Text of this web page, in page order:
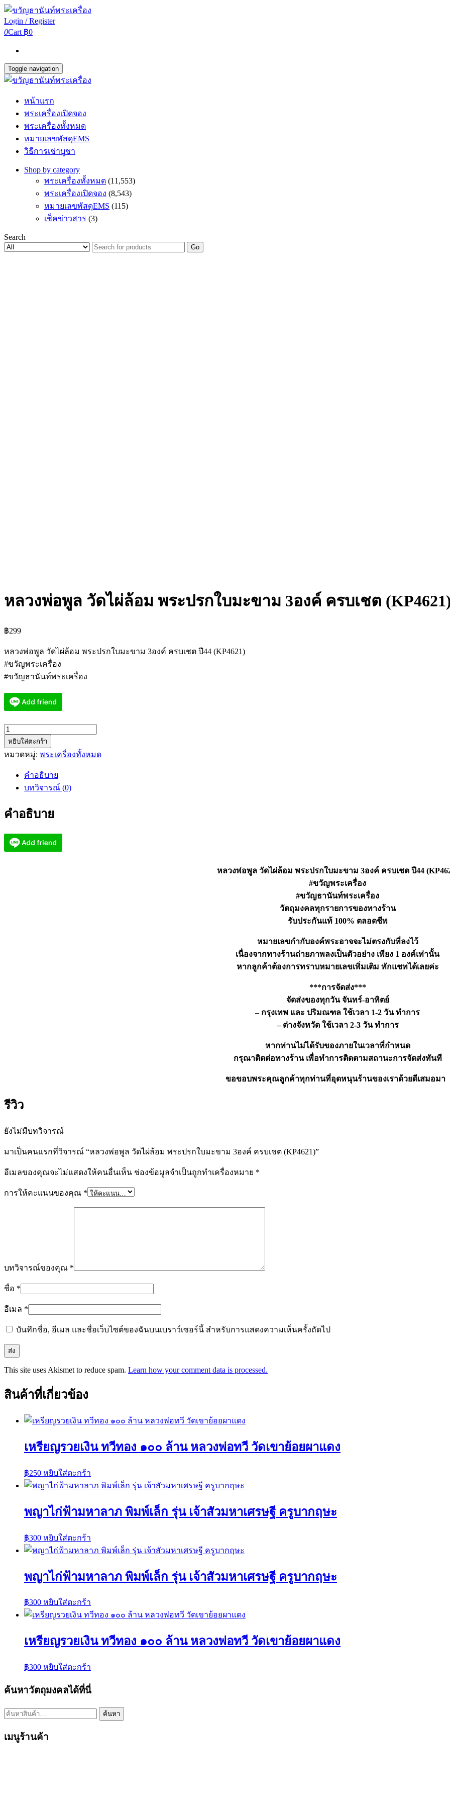
Login / Register
0Cart ฿0
Toggle navigation
หน้าแรก
พระเครื่องเปิดจอง
พระเครื่องทั้งหมด
หมายเลขพัสดุEMS
วิธีการเช่าบูชา
Shop by category
พระเครื่องทั้งหมด (11,553)
พระเครื่องเปิดจอง (8,543)
หมายเลขพัสดุEMS (115)
เช็คข่าวสาร (3)
Search
Go
หลวงพ่อพูล วัดไผ่ล้อม พระปรกใบมะขาม 3องค์ ครบเชต
฿299
หลวงพ่อพูล วัดไผ่ล้อม พระปรกใบมะขาม 3องค์ ครบเชต ปี44 (KP4621)
#ขวัญพระเครื่อง
#ขวัญธานันท์พระเครื่อง
จำนวน
หลวง
พ่อ
พระ
ใบ
หยิบใส่ตะกร้า
หมวดหมู่: พระเครื่องทั้งหมด
คำอธิบาย
บทวิจารณ์ (0)
คำอธิบาย
หลวงพ่อพูล วัดไผ่ล้อม พระปรกใบมะขาม 3องค์ ครบเชต ปี44
#ขวัญพระเครื่อง
#ขวัญธานันท์พระเครื่อง
วัตถุมงคลทุกรายการของทางร้าน
รับประกันแท้ 100% ตลอดชีพ
หมายเลขกำกับองค์พระอาจจะไม่ตรงกับที่ลงไว้
เนื่องจากทางร้านถ่ายภาพลงเป็นตัวอย่าง เพียง 1 องค์เท่านั้น
หากลูกค้าต้องการทราบหมายเลขเพิ่มเติม ทักแชทได้เลยค่ะ
***การจัดส่ง***
จัดส่งของทุกวัน จันทร์-อาทิตย์
– กรุงเทพ และ ปริมณฑล ใช้เวลา 1-2 วัน ทำการ
– ต่างจังหวัด ใช้เวลา 2-3 วัน ทำการ
หากท่านไม่ได้รับของภายในเวลาที่กำหนด
กรุณาติดต่อทางร้าน เพื่อทำการติดตามสถานะการจัดส่งทันที
ขอขอบพระคุณลูกค้าทุกท่านที่อุดหนุนร้านของเราด้วยดีเสมอมา
รีวิว
ยังไม่มีบทวิจารณ์
มาเป็นคนแรกที่วิจารณ์ “หลวงพ่อพูล วัดไผ่ล้อม พระปรกใบมะขาม 3องค์ ครบเชต (KP4621)”
อีเมลของคุณจะไม่แสดงให้คนอื่นเห็น ช่องข้อมูลจำเป็นถูกทำเครื่องหมาย *
การให้คะแนนของคุณ *
บทวิจารณ์ของคุณ *
ชื่อ *
อีเมล *
บันทึกชื่อ, อีเมล และชื่อเว็บไซต์ของฉันบนเบราว์เซอร์นี้ สำหรับการแสดงความเห็นครั้งถัดไป
This site uses Akismet to reduce spam. Learn how your comment data is processed.
สินค้าที่เกี่ยวข้อง
เหรียญรวยเงิน ทวีทอง ๑๐๐ ล้าน หลวงพ่อทวี วัดเขาย้อยผาแดง
฿250 หยิบใส่ตะกร้า
พญาไก่ฟ้ามหาลาภ พิมพ์เล็ก รุ่น เจ้าสัวมหาเศรษฐี ครูบากฤษะ
฿300 หยิบใส่ตะกร้า
พญาไก่ฟ้ามหาลาภ พิมพ์เล็ก รุ่น เจ้าสัวมหาเศรษฐี ครูบากฤษะ
฿300 หยิบใส่ตะกร้า
เหรียญรวยเงิน ทวีทอง ๑๐๐ ล้าน หลวงพ่อทวี วัดเขาย้อยผาแดง
฿300 หยิบใส่ตะกร้า
ค้นหาวัตถุมงคลได้ที่นี่
ค้นหา: ค้นหา
เมนูร้านค้า